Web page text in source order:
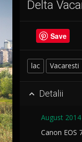
Delta
Save
lac Vacaresti
 Detalii
August 2014
Canon EOS